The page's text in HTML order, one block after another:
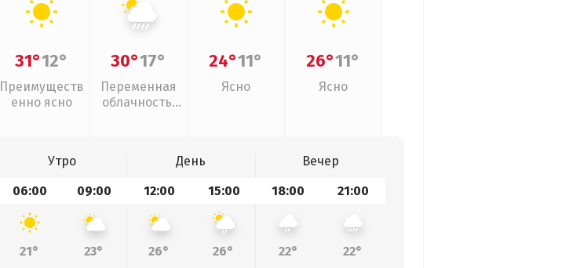
31°12°
Преимуществ
енно ясно
30°17°
Переменная
облачность,
24°11°
Ясно
26°11°
Ясно
Утро День
Вечер
06:00 09:00 12:00 15:00 18:00 21:00
21° 23° 26° 26° 22°
22°